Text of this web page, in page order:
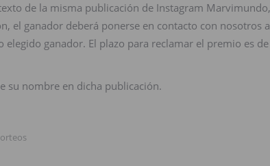
de la misma publicación de Instagram Marvimundo,
el ganador deberá ponerse en contacto con nosotros a
ganador. El plazo para reclamar el premio es de
su nombre en dicha publicación.